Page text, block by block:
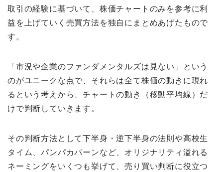
取引の経験に基づいて、株価チャートのみを参考に利
益を上げていく売買方法を独自にまとめあげたもので
す。
「市況や企業のファンダメンタルズは見ない」という
のがユニークな点で、それらは全て株価の動きに現れ
るという考えから、チャートの動き（移動平均線）だ
けで判断していきます。
その判断方法として下半身・逆下半身の法則や高校生
タイム、パンパカパーンなど、オリジナリティ溢れる
ネーミングをいくつも挙げて、売り買い判断に役立つ